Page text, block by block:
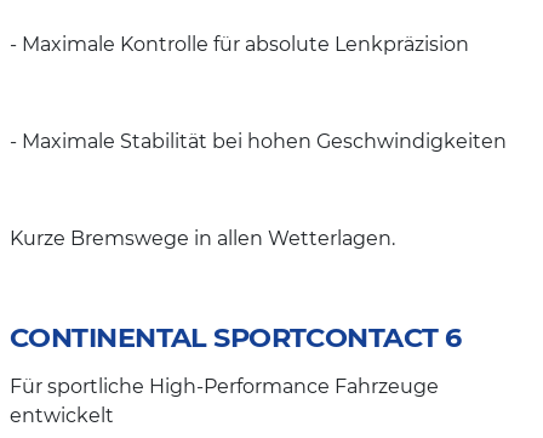
- Maximale Kontrolle für absolute Lenkpräzision
- Maximale Stabilität bei hohen Geschwindigkeiten
Kurze Bremswege in allen Wetterlagen.
CONTINENTAL SPORTCONTACT 6
Für sportliche High-Performance Fahrzeuge
entwickelt